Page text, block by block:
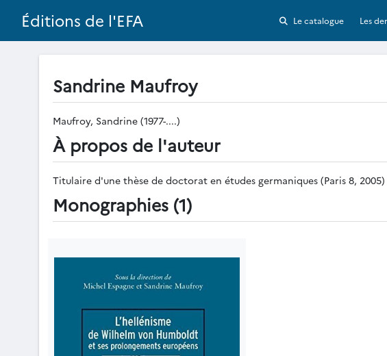
Éditions de l'EFA Le catalogue Les
Sandrine Maufroy
Maufroy, Sandrine (1977-....)
À propos de l'auteur
Titulaire d'une thèse de doctorat en études germaniques (Paris 8, 2005)
Monographies (1)